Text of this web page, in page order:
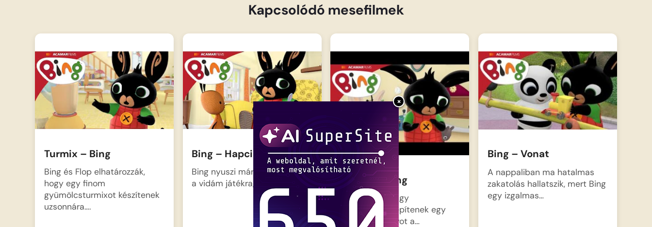
×
játéknak, egyszer ennek is
pillanat, amikor a barátoknak
haza…
szeretetével segítse őt. A
bekapcsolódnak a többiek is:
bátor Pando, a cserfes Coco…
Kapcsolódó mesefilmek
Turmix – Bing
Bing és Flop elhatározzák,
hogy egy finom
gyümölcsturmixot készítenek
uzsonnára….
Bing – Hapci
Bing nyuszi már nagyon készül
a vidám játékra, de hirtelen…
Kockák – Bing
Bing és Sula nagy
lelkesedéssel építenek egy
hatalmas tornyot a…
Bing – Vonat
A nappaliban ma hatalmas
zakatolás hallatszik, mert Bing
egy izgalmas…